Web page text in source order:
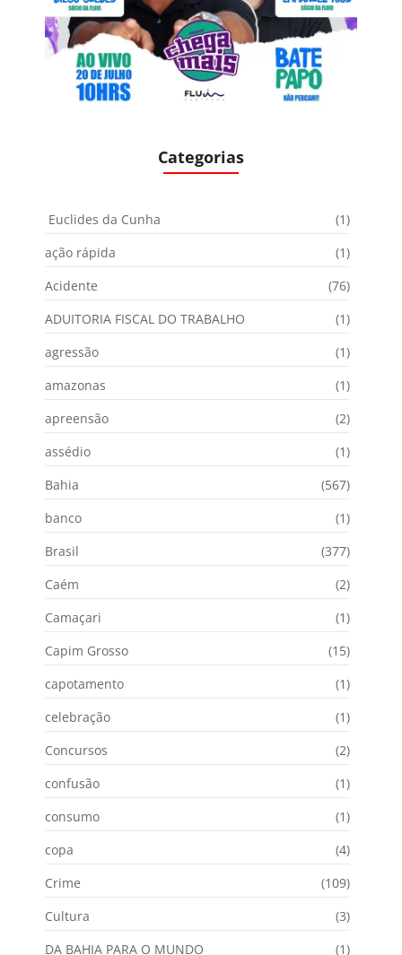
Categorias
Euclides da Cunha
(1)
ação rápida
(1)
Acidente
(76)
ADUITORIA FISCAL DO TRABALHO
(1)
agressão
(1)
amazonas
(1)
apreensão
(2)
assédio
(1)
Bahia
(567)
banco
(1)
Brasil
(377)
Caém
(2)
Camaçari
(1)
Capim Grosso
(15)
capotamento
(1)
celebração
(1)
Concursos
(2)
confusão
(1)
consumo
(1)
copa
(4)
Crime
(109)
Cultura
(3)
DA BAHIA PARA O MUNDO
(1)